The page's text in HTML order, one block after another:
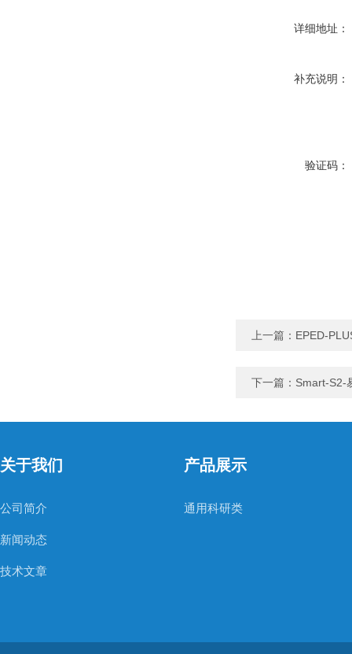
详细地址：
补充说明：
验证码：
上一篇： EPED-
下一篇： Smart-S2-
关于我们
公司简介
新闻动态
技术文章
产品展示
通用科研类